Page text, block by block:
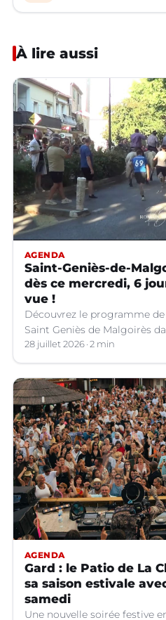
À lire aussi
AGENDA
Saint-Geniès-de-
dès ce mercredi, 6
vue !
Découvrez le programme
Saint Geniès de Malgoirès
28 juillet 2026 2 min
AGENDA
Gard : le Patio de La
sa saison estivale
samedi
Une nouvelle soirée festive